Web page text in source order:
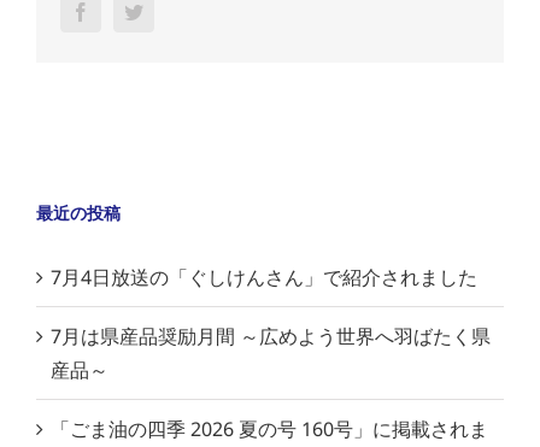
Facebook
最近の投稿
7月4日放送の「ぐしけんさん」で紹介されました
7月は県産品奨励月間 ～広めよう世界へ羽ばたく県
産品～
「ごま油の四季 2026 夏の号 160号」に掲載されま